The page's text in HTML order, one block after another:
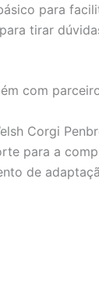
para
tirar
com
Corgi
para a
de